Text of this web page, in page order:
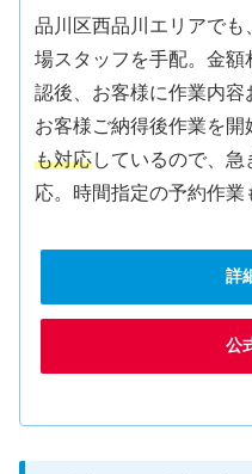
品川区西品川エリアで
場スタッフを手配。金
認後、お客様に作業内容
お客様ご納得後作業を開
も対応しているので、
応。時間指定の予約作業
詳
公